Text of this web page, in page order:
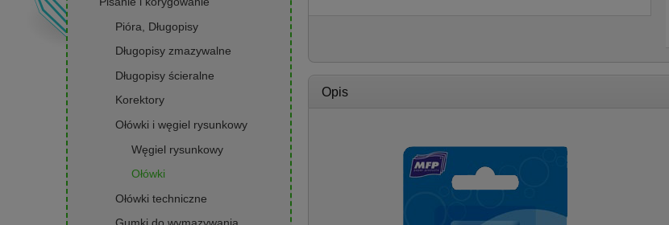
Pióra, Długopisy
Długopisy zmazywalne
Długopisy ścieralne
Korektory
Ołówki i węgiel rysunkowy
Węgiel rysunkowy
Ołówki
Ołówki techniczne
Opis